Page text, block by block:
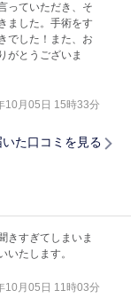
っていただき、そ
ました。手術をす
でした！また、お
がとうございま
10月05日 15時33分
た口コミを見る
きすぎてしまいま
たします。
10月05日 11時03分